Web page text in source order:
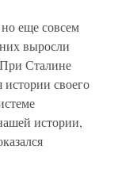
еще совсем
выросли
Сталине
истории своего
истории,